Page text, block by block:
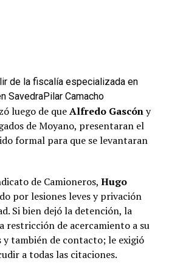
de la fiscalía especializada en
SavedraPilar Camacho
luego de queAlfredo Gascóny
de Moyano, presentaran el
formal para que se levantaran
de Camioneros, Hugo
por lesiones leves y privación
Si bien dejó la detención, la
restricción de acercamiento a su
y también de contacto; le exigió
a todas las citaciones.